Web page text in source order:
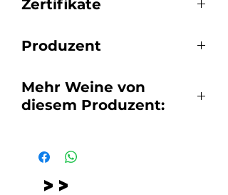
4 Monate Cuves Inox
7-9°C, unbedingt sehr kühl
Alkoholvolumen: 13%
Zertifikate
Produzent
Mehr Weine von
diesem Produzent:
>>